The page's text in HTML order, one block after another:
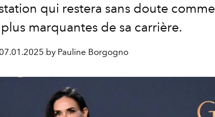
qui restera sans doute comme
plus marquantes de sa carrière.
07.01.2025 by Pauline Borgogno